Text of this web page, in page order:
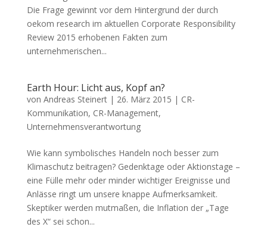
Die Frage gewinnt vor dem Hintergrund der durch
oekom research im aktuellen Corporate Responsibility
Review 2015 erhobenen Fakten zum
unternehmerischen...
Earth Hour: Licht aus, Kopf an?
von Andreas Steinert| 26. März 2015 | CR-
Kommunikation, CR-Management,
Unternehmensverantwortung
Wie kann symbolisches Handeln noch besser zum
Klimaschutz beitragen? Gedenktage oder Aktionstage –
eine Fülle mehr oder minder wichtiger Ereignisse und
Anlässe ringt um unsere knappe Aufmerksamkeit.
Skeptiker werden mutmaßen, die Inflation der „Tage
des X“ sei schon...